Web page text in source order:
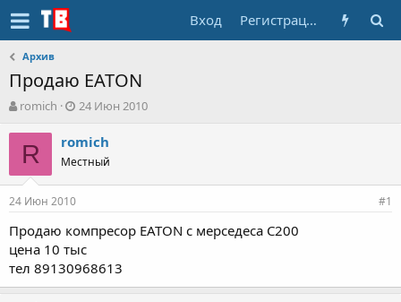
Вход Регистрация
Архив
Продаю EATON
А
т
о
т
е
ы
romich
Д
т
н
а
л
а
24 Июн 2010
R romich
Местный
24 Июн 2010 #1
Продаю компресор EATON с мерседеса C200
цена 10 тыс
тел 89130968613